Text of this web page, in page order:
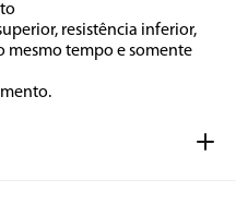
resistência inferior,
mesmo tempo e somente